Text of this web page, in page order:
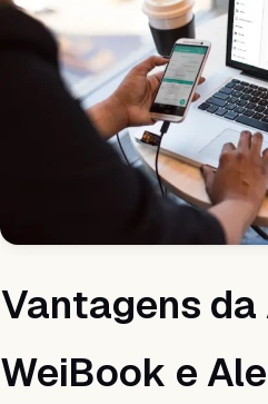
Vantagens
WeiBook e